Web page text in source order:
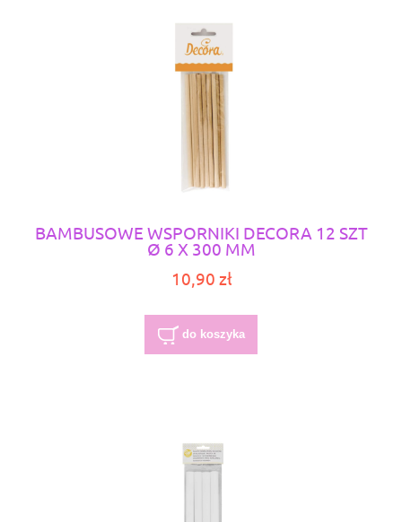
BAMBUSOWE WSPORNIKI DECORA 12 SZT
Ø 6 X 300 MM
10,90 zł
do koszyka